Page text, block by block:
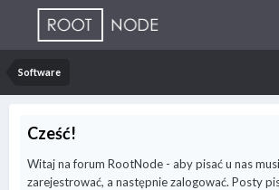
Software
Cześć!
Witaj na forum RootNode - aby pisać u nas
zarejestrować, a następnie zalogować. Posty